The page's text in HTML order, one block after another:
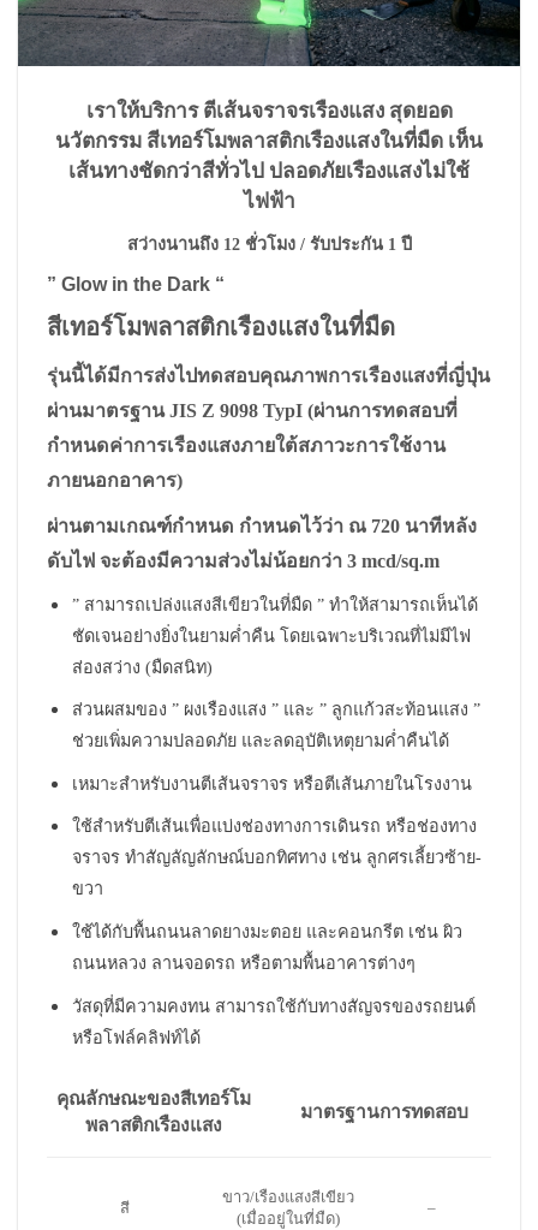
เราให้บริการ ตีเส้นจราจรเรืองแสง สุดยอด
นวัตกรรม สีเทอร์โมพลาสติกเรืองแสงในที่มืด เห็น
เส้นทางชัดกว่าสีทั่วไป ปลอดภัยเรืองแสงไม่ใช้
ไฟฟ้า
สว่างนานถึง 12 ชั่วโมง / รับประกัน 1 ปี
” Glow in the Dark “
สีเทอร์โมพลาสติกเรืองแสงในที่มืด
รุ่นนี้ได้มีการส่งไปทดสอบคุณภาพการเรืองแสงที่ญี่ปุ่น
ผ่านมาตรฐานJIS Z 9098 TypI (ผ่านการทดสอบที่
กำหนดค่าการเรืองแสงภายใต้สภาวะการใช้งาน
ภายนอกอาคาร)
ผ่านตามเกณฑ์กำหนด กำหนดไว้ว่า ณ 720 นาทีหลัง
ดับไฟ จะต้องมีความส่วงไม่น้อยกว่า 3 mcd/sq.m
” สามารถเปล่งแสงสีเขียวในที่มืด ” ทำให้สามารถเห็นได้
ชัดเจนอย่างยิ่งในยามค่ำคืน โดยเฉพาะบริเวณที่ไม่มีไฟ
ส่องสว่าง (มืดสนิท)
ส่วนผสมของ ” ผงเรืองแสง ” และ ” ลูกแก้วสะท้อนแสง ”
ช่วยเพิ่มความปลอดภัย และลดอุบัติเหตุยามค่ำคืนได้
เหมาะสำหรับงานตีเส้นจราจร หรือตีเส้นภายในโรงงาน
ใช้สำหรับตีเส้นเพื่อแบ่งช่องทางการเดินรถ หรือช่องทาง
จราจร ทำสัญลัญลักษณ์บอกทิศทาง เช่น ลูกศรเลี้ยวซ้าย-
ขวา
ใช้ได้กับพื้นถนนลาดยางมะตอย และคอนกรีต เช่น ผิว
ถนนหลวง ลานจอดรถ หรือตามพื้นอาคารต่างๆ
วัสดุที่มีความคงทน สามารถใช้กับทางสัญจรของรถยนต์
หรือโฟล์คลิฟท์ได้
คุณลักษณะของสีเทอร์โม
พลาสติกเรืองแสง
มาตรฐานการทดสอบ
สี
ขาว/เรืองแสงสีเขียว
(เมื่ออยู่ในที่มืด)
–